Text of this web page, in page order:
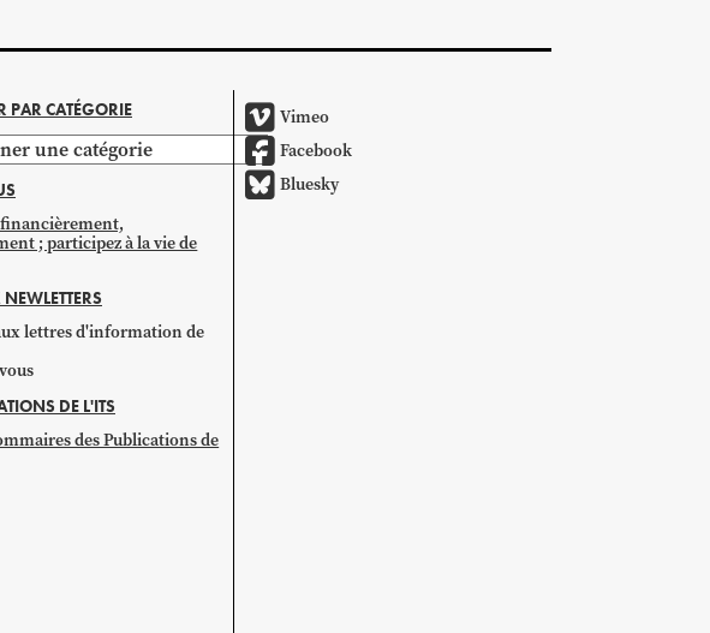
PAR CATÉGORIE
financièrement,
; participez à la vie de
lettres d'information de
DE L'ITS
des Publications de
Vimeo
Facebook
Bluesky